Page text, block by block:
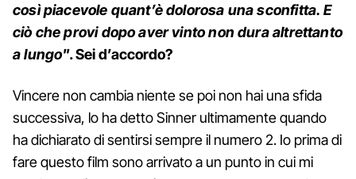
così piacevole quant’è dolorosa una sconfitta. E
ciò che provi dopo aver vinto non dura altrettanto
a lungo". Sei d’accordo?
Vincere non cambia niente se poi non hai una sfida
successiva, lo ha detto Sinner ultimamente quando
ha dichiarato di sentirsi sempre il numero 2. Io prima di
fare questo film sono arrivato a un punto in cui mi